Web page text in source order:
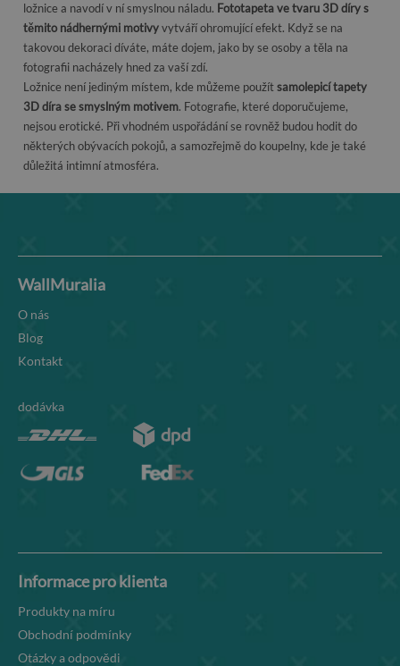
ložnice a navodí v ní smyslnou náladu. Fototapeta ve tvaru 3D díry s
těmito nádhernými motivyvytváří ohromující efekt. Když se na
takovou dekoraci díváte, máte dojem, jako by se osoby a těla na
fotografii nacházely hned za vaší zdí.
Ložnice není jediným místem, kde můžeme použítsamolepicí tapety
3D díra se smyslným motivem. Fotografie, které doporučujeme,
nejsou erotické. Při vhodném uspořádání se rovněž budou hodit do
některých obývacích pokojů, a samozřejmě do koupelny, kde je také
důležitá intimní atmosféra.
WallMuralia
O nás
Blog
Kontakt
dodávka
Informace pro klienta
Produkty na míru
Obchodní podmínky
Otázky a odpovědi